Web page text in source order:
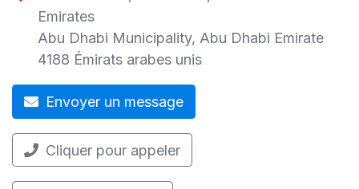
Emirates
Abu Dhabi Municipality, Abu Dhabi Emirate
4188 Émirats arabes unis
Envoyer un message
Cliquer pour appeler